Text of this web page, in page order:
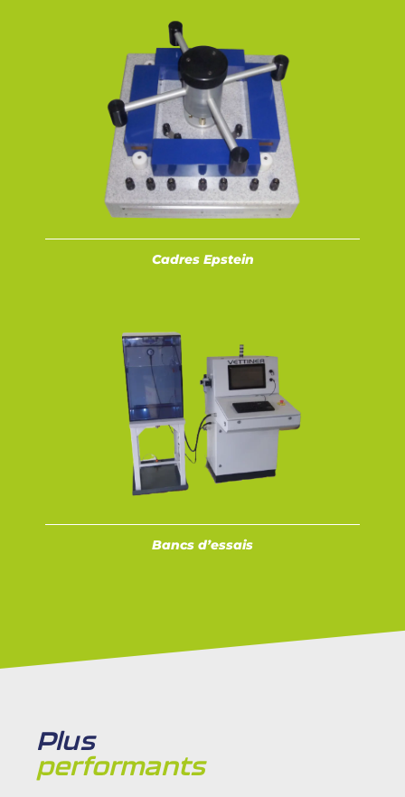
Cadres Epstein
Bancs d’essais
Plus
performants​